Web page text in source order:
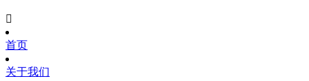

首页
关于我们